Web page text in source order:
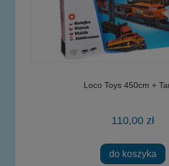
Loco Toys 450cm +
110,00 zł
do koszyka